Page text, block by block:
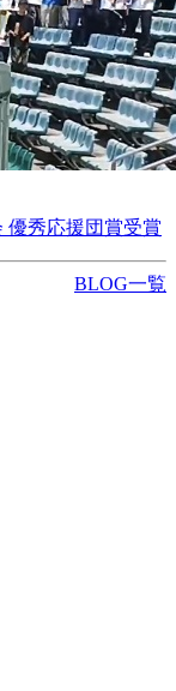
優秀応援団賞受賞
BLOG一覧